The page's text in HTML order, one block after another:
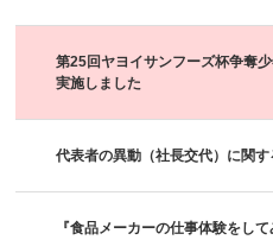
第25回ヤヨイサンフーズ杯争奪
実施しました
代表者の異動（社長交代）に関
『食品メーカーの仕事体験をし